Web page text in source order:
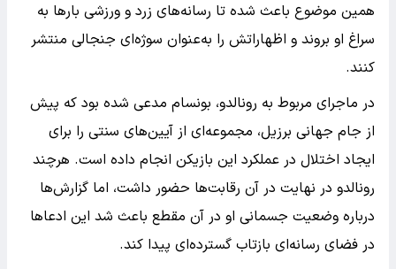
همین موضوع باعث شده تا رسانه‌های زرد و ورزشی بارها به
سراغ او بروند و اظهاراتش را به‌عنوان سوژه‌ای جنجالی منتشر
کنند.
در ماجرای مربوط به رونالدو، بونسام مدعی شده بود که پیش
از جام جهانی برزیل، مجموعه‌ای از آیین‌های سنتی را برای
ایجاد اختلال در عملکرد این بازیکن انجام داده است. هرچند
رونالدو در نهایت در آن رقابت‌ها حضور داشت، اما گزارش‌ها
درباره وضعیت جسمانی او در آن مقطع باعث شد این ادعاها
در فضای رسانه‌ای بازتاب گسترده‌ای پیدا کند.